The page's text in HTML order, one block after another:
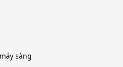
sàng